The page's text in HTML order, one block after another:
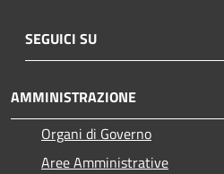
SEGUICI SU
AMMINISTRAZIONE
Organi di Governo
Aree Amministrative